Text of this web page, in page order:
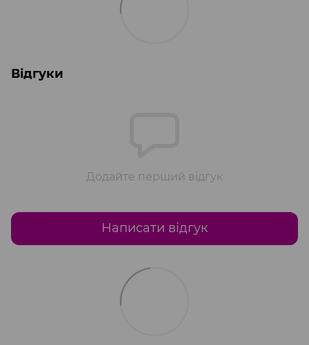
Відгуки
Додайте перший відгук
Написати відгук